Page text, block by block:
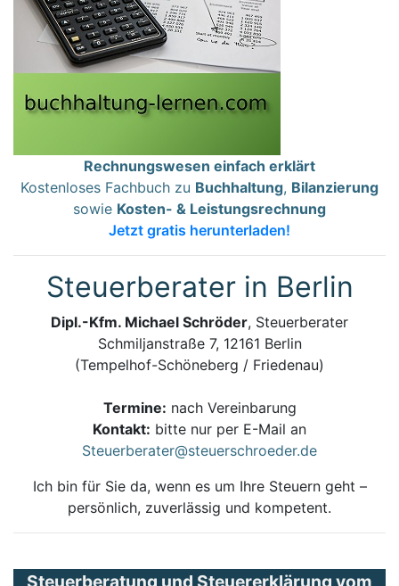
Rechnungswesen einfach erklärt
Kostenloses Fachbuch zu Buchhaltung, Bilanzierung
sowie Kosten- & Leistungsrechnung
Jetzt gratis herunterladen!
Steuerberater in Berlin
Dipl.-Kfm. Michael Schröder, Steuerberater
Schmiljanstraße 7, 12161 Berlin
(Tempelhof-Schöneberg / Friedenau)
Termine: nach Vereinbarung
Kontakt: bitte nur per E-Mail an
Steuerberater@steuerschroeder.de
Ich bin für Sie da, wenn es um Ihre Steuern geht –
persönlich, zuverlässig und kompetent.
Steuerberatung und Steuererklärung vom